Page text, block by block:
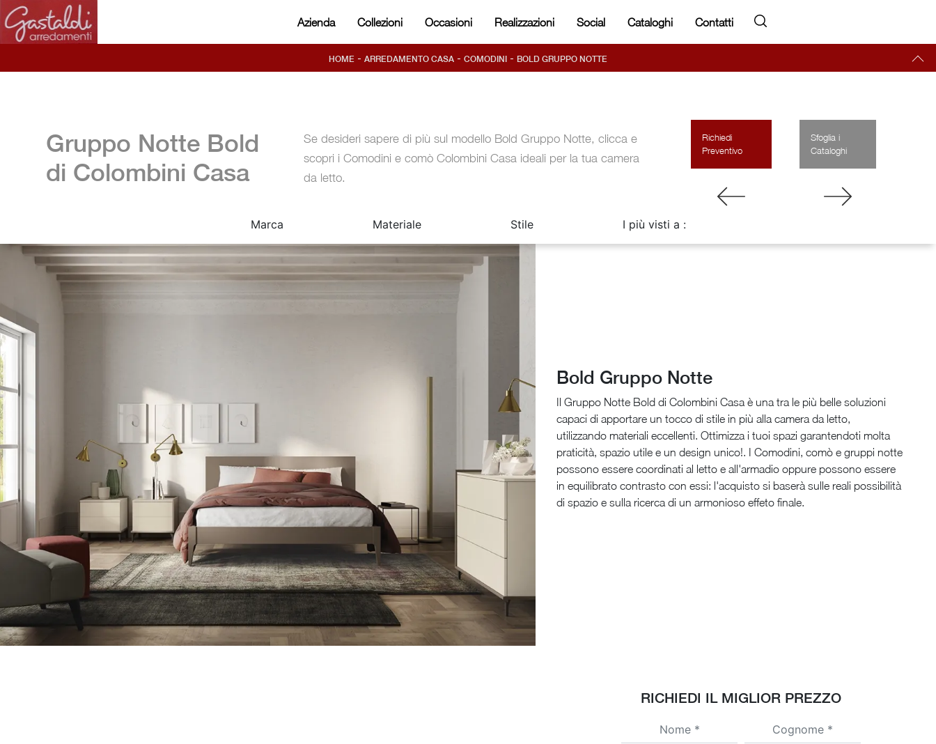
Azienda Collezioni Occasioni Realizzazioni Social Cataloghi Contatti
HOME - ARREDAMENTO CASA - COMODINI - BOLD GRUPPO NOTTE
Gruppo Notte Bold
di Colombini Casa
Se desideri sapere di più sul modello Bold Gruppo Notte, clicca e
scopri i Comodini e comò Colombini Casa ideali per la tua camera
da letto.
Richiedi
Preventivo
Sfoglia i
Cataloghi
Marca Materiale Stile I più visti a :
Bold Gruppo Notte
Il Gruppo Notte Bold di Colombini Casa è una tra le più belle soluzioni
capaci di apportare un tocco di stile in più alla camera da letto,
utilizzando materiali eccellenti. Ottimizza i tuoi spazi garantendoti molta
praticità, spazio utile e un design unico!. I Comodini, comò e gruppi notte
possono essere coordinati al letto e all'armadio oppure possono essere
in equilibrato contrasto con essi: l'acquisto si baserà sulle reali possibilità
di spazio e sulla ricerca di un armonioso effeto finale.
RICHIEDI IL MIGLIOR PREZZO